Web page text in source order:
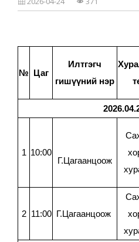
ХУРАЛДААНЫ МЭДЭЭЛЭЛ
ШИЙДВЭРИЙН ЭМХЭТГЭЛ
2023
2024
2025
2026
ХУУЛЬ
ЗАСГИЙН ГАЗРЫН
САХИЛГЫН ХОРООНЫ
ИРГЭН ТАНД
ХУУЛЬ ЭРХ ЗҮЙН АКТ
НОМ, ГАРЫН АВЛАГА
ХОЛБОО БАРИХ
ӨРГӨДӨЛ, МЭДЭЭЛЭЛ
ШҮҮГЧИЙН САХИЛГА,
ИНФОГРАФИК
№ Цаг
Илтгэгч
гишүүний нэр
1 10:00
Г.Цагаанцоож
2 11:00 Г.Цагаанцоож